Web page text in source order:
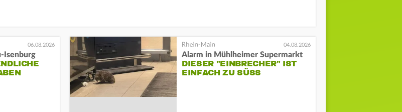
06.08.2026
Isenburg
04.08.2026
Alarm in Mühlheimer Supermarkt
DIESER "EINBRECHER" IST
EINFACH ZU SÜSS